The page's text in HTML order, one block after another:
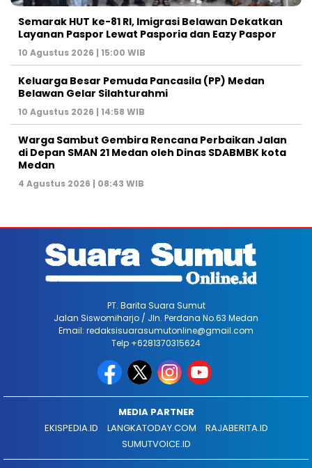
Semarak HUT ke-81 RI, Imigrasi Belawan Dekatkan
Layanan Paspor Lewat Pasporia dan Eazy Paspor
10 Agustus 2026 | 15:00 WIB
Keluarga Besar Pemuda Pancasila (PP) Medan
Belawan Gelar Silahturahmi
10 Agustus 2026 | 14:58 WIB
Warga Sambut Gembira Rencana Perbaikan Jalan
di Depan SMAN 21 Medan oleh Dinas SDABMBK kota
Medan
4 Agustus 2026 | 08:43 WIB
PT. Barita Suara Sumut
Jalan Siswomiharjo / Jln. Perdana No.63 Medan
Email: redaksisuarasumutonline@gmail.com
Telp +6281370315624
MEDIA PARTNER
EKISPEDIA.ID
LANGKATODAY.COM
RAJABERITA.ID
SUMUTVOICE.ID